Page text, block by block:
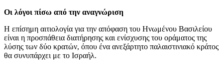
Οι λόγοι πίσω από την αναγνώριση
Η επίσημη αιτιολογία για την απόφαση του Ηνωμένου Βασιλείου
είναι η προσπάθεια διατήρησης και ενίσχυσης του οράματος της
λύσης των δύο κρατών, όπου ένα ανεξάρτητο παλαιστινιακό κράτος
θα συνυπάρχει με το Ισραήλ.